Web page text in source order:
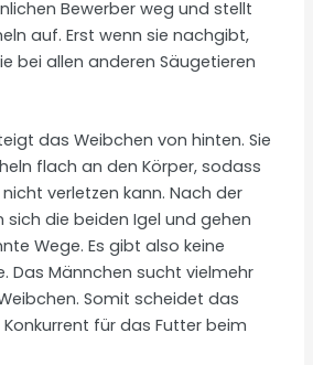
Bewerber weg und stellt
auf. Erst wenn sie nachgibt,
bei allen anderen Säugetieren
das Weibchen von hinten. Sie
flach an den Körper, sodass
verletzen kann. Nach der
sich die beiden Igel und gehen
Wege. Es gibt also keine
Das Männchen sucht vielmehr
Somit scheidet das
für das Futter beim